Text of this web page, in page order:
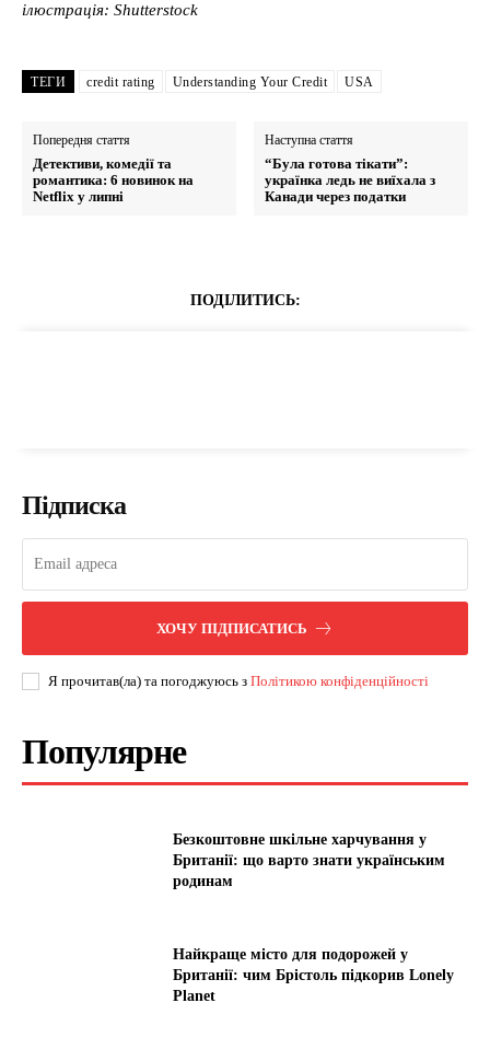
ілюстрація: Shutterstock
ТЕГИ credit rating Understanding Your Credit USA
Попередня стаття
Детективи, комедії та
романтика: 6 новинок на
Netflix у липні
Наступна стаття
“Була готова тікати”:
українка ледь не виїхала з
Канади через податки
ПОДІЛИТИСЬ:
Підписка
ХОЧУ ПІДПИСАТИСЬ
Я прочитав(ла) та погоджуюсь з Політикою конфіденційності
Популярне
Безкоштовне шкільне харчування у
Британії: що варто знати українським
родинам
Найкраще місто для подорожей у
Британії: чим Брістоль підкорив Lonely
Planet